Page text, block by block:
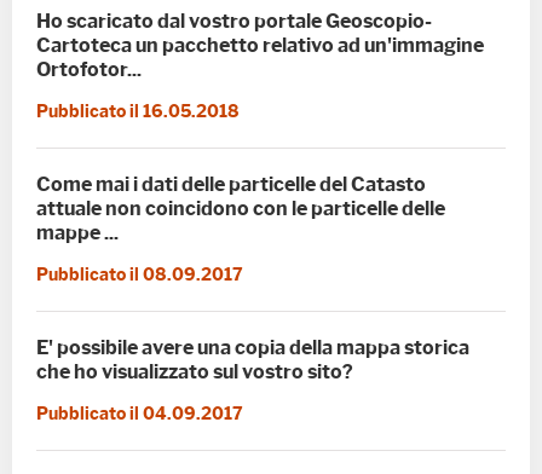
Ho scaricato dal vostro portale Geoscopio-
Cartoteca un pacchetto relativo ad un'immagine
Ortofotor...
Pubblicato il 16.05.2018
Come mai i dati delle particelle del Catasto
attuale non coincidono con le particelle delle
mappe ...
Pubblicato il 08.09.2017
E' possibile avere una copia della mappa storica
che ho visualizzato sul vostro sito?
Pubblicato il 04.09.2017